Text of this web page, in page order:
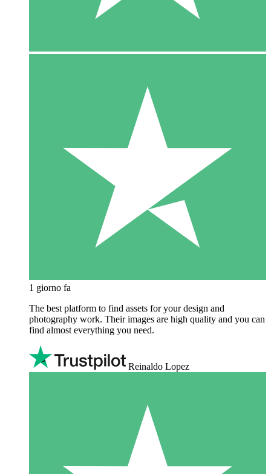
1 giorno fa
The best platform to find assets for your design and
photography work. Their images are high quality and you can
find almost everything you need.
Reinaldo Lopez